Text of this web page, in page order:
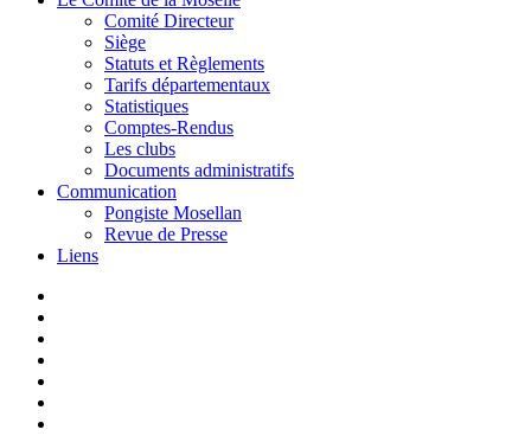
Comité Directeur
Siège
Statuts et Règlements
Tarifs départementaux
Statistiques
Comptes-Rendus
Les clubs
Documents administratifs
Communication
Pongiste Mosellan
Revue de Presse
Liens